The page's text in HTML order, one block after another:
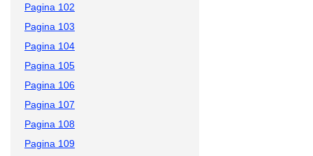
Pagina 102
Pagina 103
Pagina 104
Pagina 105
Pagina 106
Pagina 107
Pagina 108
Pagina 109